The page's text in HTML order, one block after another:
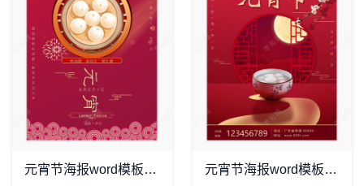
元宵节海报word模板(38) 元宵节海报word模板(28)